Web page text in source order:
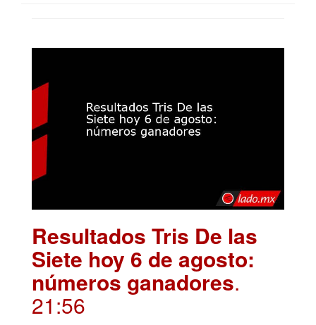
Resultados Tris De las
Siete hoy 6 de agosto:
números ganadores.
21:56